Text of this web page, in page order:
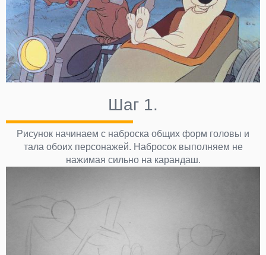
Шаг 1.
Рисунок начинаем с наброска общих форм головы и
тала обоих персонажей. Набросок выполняем не
нажимая сильно на карандаш.